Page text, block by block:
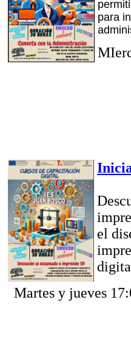
para
el
Martes y jueves